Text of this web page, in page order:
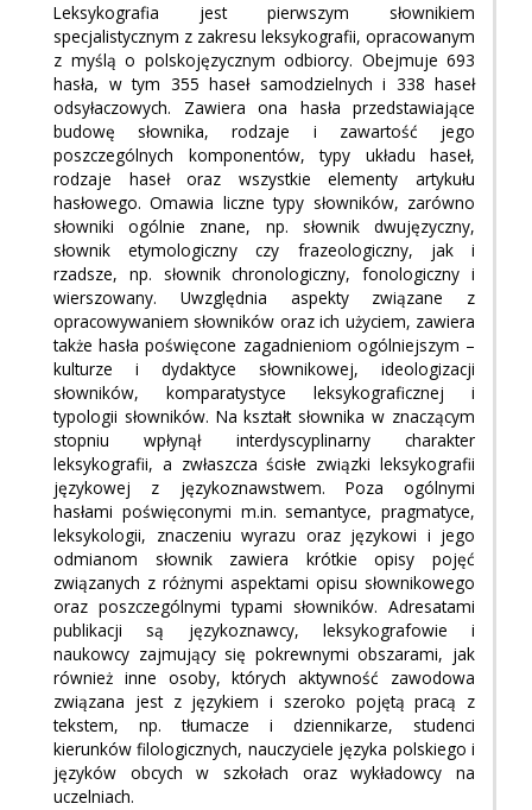
Leksykografia jest pierwszym słownikiem
specjalistycznym z zakresu leksykografii, opracowanym
z myślą o polskojęzycznym odbiorcy. Obejmuje 693
hasła, w tym 355 haseł samodzielnych i 338 haseł
odsyłaczowych. Zawiera ona hasła przedstawiające
budowę słownika, rodzaje i zawartość jego
poszczególnych komponentów, typy układu haseł,
rodzaje haseł oraz wszystkie elementy artykułu
hasłowego. Omawia liczne typy słowników, zarówno
słowniki ogólnie znane, np. słownik dwujęzyczny,
słownik etymologiczny czy frazeologiczny, jak i
rzadsze, np. słownik chronologiczny, fonologiczny i
wierszowany. Uwzględnia aspekty związane z
opracowywaniem słowników oraz ich użyciem, zawiera
także hasła poświęcone zagadnieniom ogólniejszym –
kulturze i dydaktyce słownikowej, ideologizacji
słowników, komparatystyce leksykograficznej i
typologii słowników. Na kształt słownika w znaczącym
stopniu wpłynął interdyscyplinarny charakter
leksykografii, a zwłaszcza ścisłe związki leksykografii
językowej z językoznawstwem. Poza ogólnymi
hasłami poświęconymi m.in. semantyce, pragmatyce,
leksykologii, znaczeniu wyrazu oraz językowi i jego
odmianom słownik zawiera krótkie opisy pojęć
związanych z różnymi aspektami opisu słownikowego
oraz poszczególnymi typami słowników. Adresatami
publikacji są językoznawcy, leksykografowie i
naukowcy zajmujący się pokrewnymi obszarami, jak
również inne osoby, których aktywność zawodowa
związana jest z językiem i szeroko pojętą pracą z
tekstem, np. tłumacze i dziennikarze, studenci
kierunków filologicznych, nauczyciele języka polskiego i
języków obcych w szkołach oraz wykładowcy na
uczelniach.